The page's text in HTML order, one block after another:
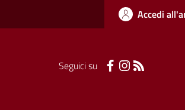
Accedi
Seguici su